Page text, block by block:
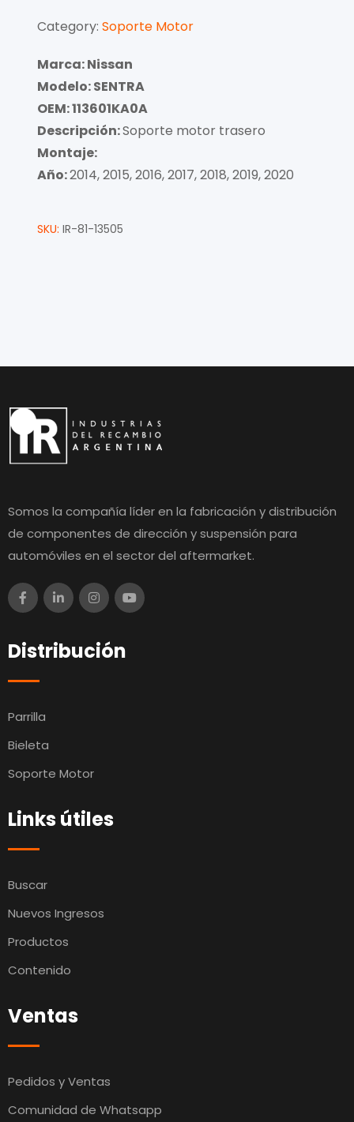
Category: Soporte Motor
Marca: Nissan
Modelo: SENTRA
OEM: 113601KA0A
Descripción:Soporte motor trasero
Montaje:
Año:2014, 2015, 2016, 2017, 2018, 2019, 2020
SKU: IR-81-13505
Somos la compañía líder en la fabricación y distribución
de componentes de dirección y suspensión para
automóviles en el sector del aftermarket.
Distribución
Parrilla
Bieleta
Soporte Motor
Links útiles
Buscar
Nuevos Ingresos
Productos
Contenido
Ventas
Pedidos y Ventas
Comunidad de Whatsapp